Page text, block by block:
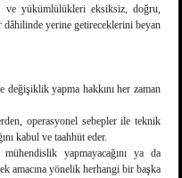
ve yükümlülükleri eksiksiz, doğru,
dâhilinde yerine getireceklerini beyan
yapma hakkını her zaman
operasyonel sebepler ile teknik
kabul ve taahhüt eder.
yapmayacağını ya da
amacına yönelik herhangi bir başka